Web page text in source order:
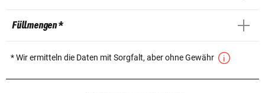
Füllmengen *
* Wir ermitteln die Daten mit Sorgfalt, aber ohne Gewähr